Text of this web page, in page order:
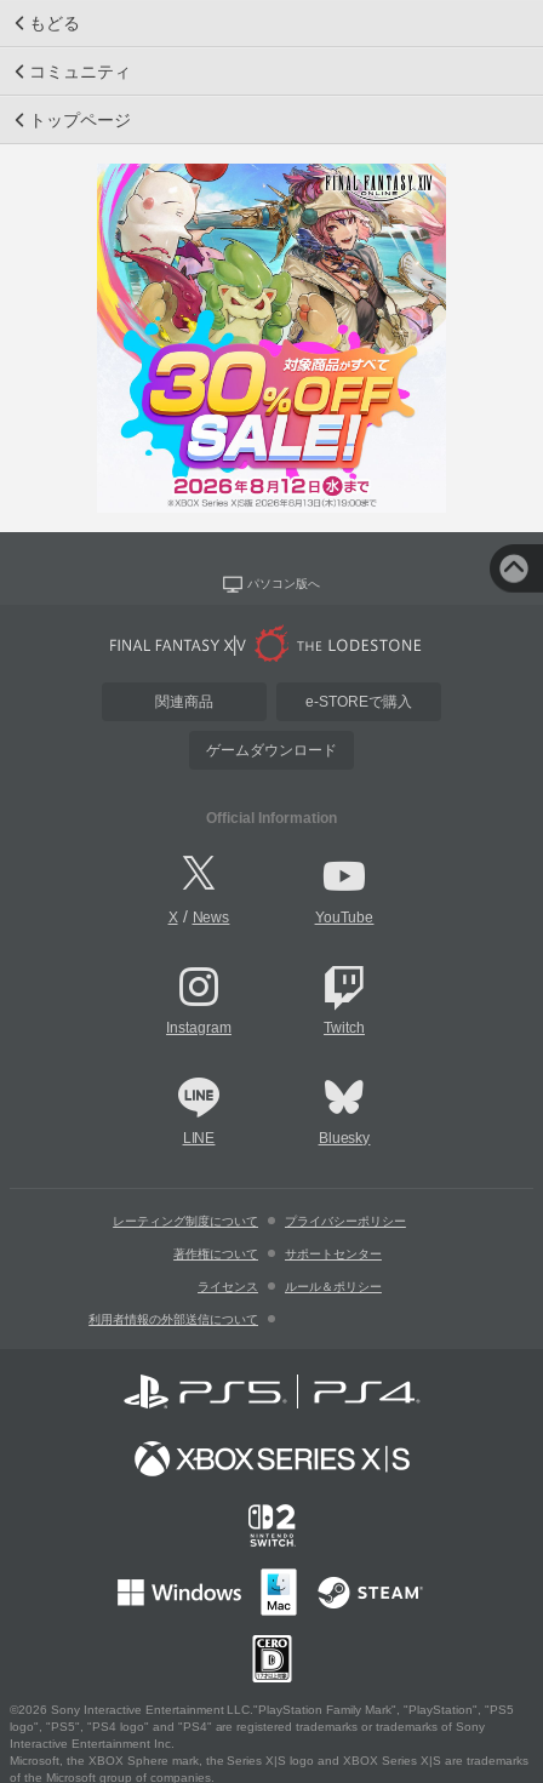
もどる
コミュニティ
トップページ
パソコン版へ
関連商品 e-STOREで購入
ゲームダウンロード
Official Information
X/ News YouTube
Instagram Twitch
LINE Bluesky
レーティング制度について プライバシーポリシー
著作権について サポートセンター
ライセンス ルール＆ポリシー
利用者情報の外部送信について
©2026 Sony Interactive Entertainment LLC."PlayStation Family Mark", "PlayStation", "PS5
logo", "PS5", "PS4 logo" and "PS4" are registered trademarks or trademarks of Sony
Interactive Entertainment Inc.
Microsoft, the XBOX Sphere mark, the Series X|S logo and XBOX Series X|S are trademarks
of the Microsoft group of companies.